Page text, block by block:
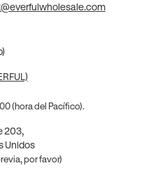
(hora del Pacífico).
203,
Unidos
por favor)